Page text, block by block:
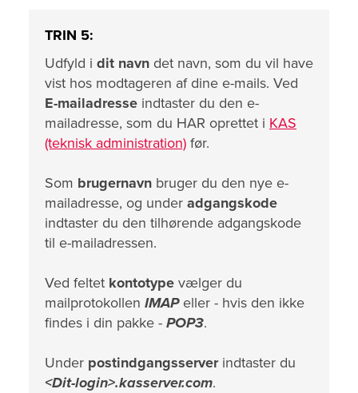
TRIN 5:
Udfyld i dit navn det navn, som du vil have
vist hos modtageren af dine e-mails. Ved
E-mailadresse indtaster du den e-
mailadresse, som du HAR oprettet i KAS
(teknisk administration) før.
Som brugernavn bruger du den nye e-
mailadresse, og under adgangskode
indtaster du den tilhørende adgangskode
til e-mailadressen.
Ved feltet kontotype vælger du
mailprotokollen IMAPeller - hvis den ikke
findes i din pakke - POP3.
Under postindgangsserverindtaster du
<Dit-login>.kasserver.com.